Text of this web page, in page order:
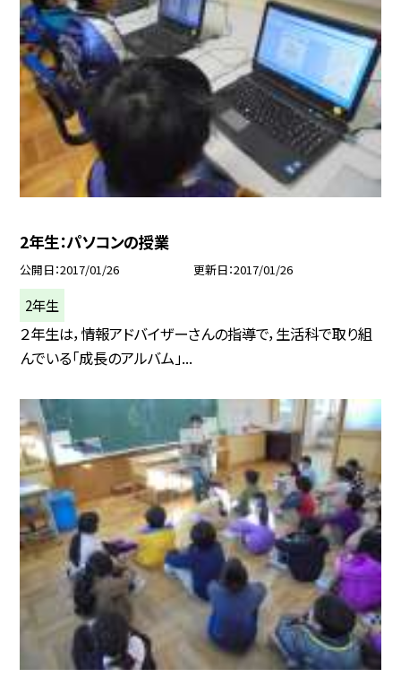
2年生：パソコンの授業
公開日 2017/01/26 更新日 2017/01/26
2年生
２年生は，情報アドバイザーさんの指導で，生活科で取り組
んでいる「成長のアルバム」...